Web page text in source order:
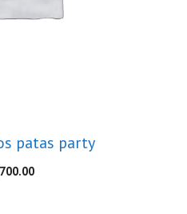
patas party